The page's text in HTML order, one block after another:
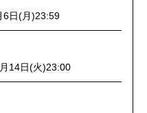
6日(月)23:59
14日(火)23:00